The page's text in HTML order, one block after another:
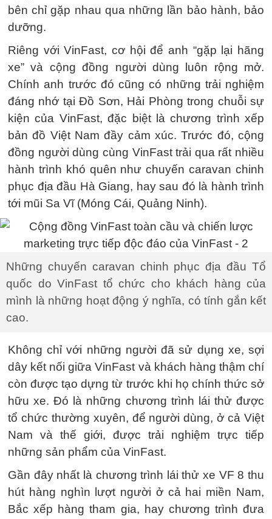
bên chỉ gặp nhau qua những lần bảo hành, bảo
dưỡng.
Riêng với VinFast, cơ hội để anh “gặp lại hãng
xe” và cộng đồng người dùng luôn rộng mở.
Chính anh trước đó cũng có những trải nghiệm
đáng nhớ tại Đồ Sơn, Hải Phòng trong chuỗi sự
kiện của VinFast, đặc biệt là chương trình xếp
bản đồ Việt Nam đầy cảm xúc. Trước đó, cộng
đồng người dùng cùng VinFast trải qua rất nhiều
hành trình khó quên như chuyến caravan chinh
phục địa đầu Hà Giang, hay sau đó là hành trình
tới mũi Sa Vĩ (Móng Cái, Quảng Ninh).
Những chuyến caravan chinh phục địa đầu Tổ
quốc do VinFast tổ chức cho khách hàng của
mình là những hoạt động ý nghĩa, có tính gắn kết
cao.
Không chỉ với những người đã sử dụng xe, sợi
dây kết nối giữa VinFast và khách hàng thậm chí
còn được tạo dựng từ trước khi họ chính thức sở
hữu xe. Đó là những chương trình lái thử được
tổ chức thường xuyên, để người dùng, ở cả Việt
Nam và thế giới, được trải nghiệm trực tiếp
những sản phẩm của VinFast.
Gần đây nhất là chương trình lái thử xe VF 8 thu
hút hàng nghìn lượt người ở cả hai miền Nam,
Bắc xếp hàng tham gia, hay chương trình đưa